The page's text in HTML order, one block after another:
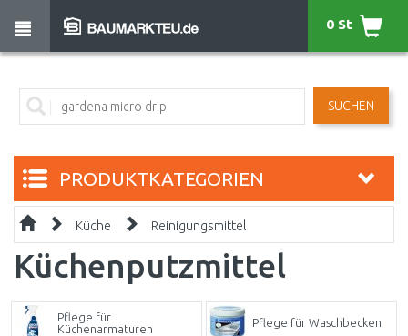
SUCHEN
0 St
PRODUKTKATEGORIEN
Küche Reinigungsmittel
Küchenputzmittel
Pflege für
Küchenarmaturen
Pflege für Waschbecken